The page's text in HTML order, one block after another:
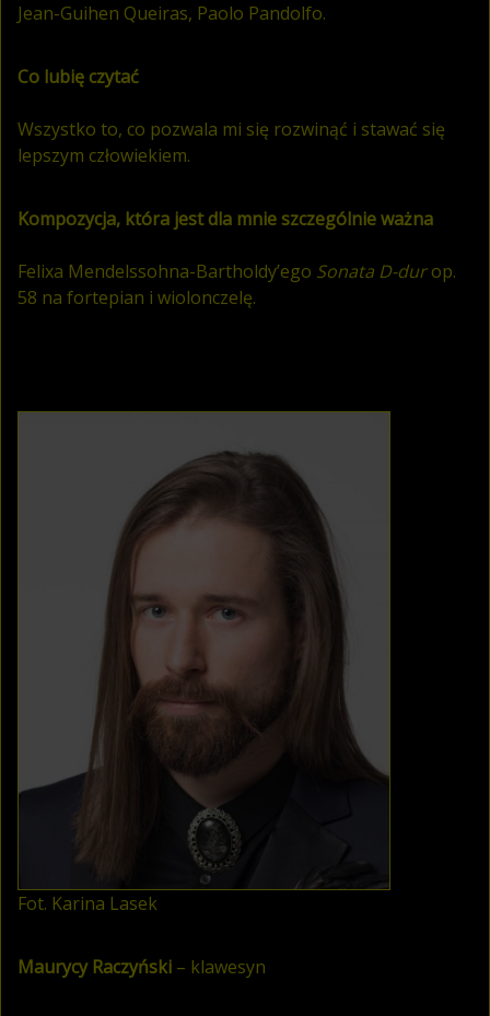
Jean-Guihen Queiras, Paolo Pandolfo.
Co lubię czytać
Wszystko to, co pozwala mi się rozwinąć i stawać się
lepszym człowiekiem.
Kompozycja, która jest dla mnie szczególnie ważna
Felixa Mendelssohna-Bartholdy’ego Sonata D-durop.
58 na fortepian i wiolonczelę.
Fot. Karina Lasek
Maurycy Raczyński – klawesyn